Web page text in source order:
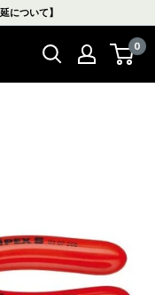
について】
0